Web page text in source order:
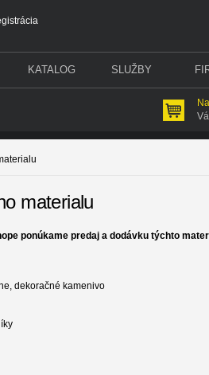
KATALOG SLUŽBY
materialu
ponúkame predaj a dodávku týchto
dekoračné kamenivo